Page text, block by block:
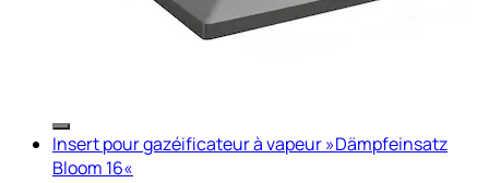
Insert pour gazéificateur à vapeur »Dämpfeinsatz
Bloom 16«